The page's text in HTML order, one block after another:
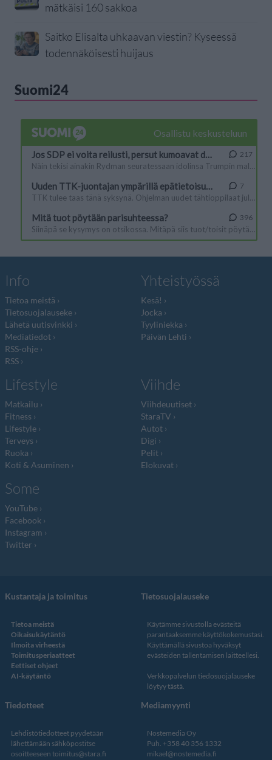
mätkäisi 160 sakkoa
Saitko Elisalta uhkaavan viestin? Kyseessä
todennäköisesti huijaus
Suomi24
Info
Tietoa meistä
Tietosuojalauseke
Lähetä uutisvinkki
Mediatiedot
RSS-ohje
RSS
Yhteistyössä
Kesä!
Jocka
Tyyliniekka
Päivän Lehti
Lifestyle
Matkailu
Fitness
Lifestyle
Terveys
Ruoka
Koti & Asuminen
Viihde
Viihdeuutiset
StaraTV
Autot
Digi
Pelit
Elokuvat
Some
YouTube
Facebook
Instagram
Twitter
Kustantaja ja toimitus
Tietoa meistä
Oikaisukäytäntö
Ilmoita virheestä
Toimitusperiaatteet
Eettiset ohjeet
AI-käytäntö
Tietosuojalauseke
Käytämme sivustolla evästeitä
parantaaksemme käyttökokemustasi.
Käyttämällä sivustoa hyväksyt
evästeiden tallentamisen laitteellesi.
Verkkopalvelun tiedosuojalauseke
löytyy tästä.
Tiedotteet
Lehdistötiedotteet pyydetään
lähettämään sähköpostitse
osoitteeseen toimitus@stara.fi
Mediamyynti
Nostemedia Oy
Puh. +358 40 356 1332
mikael@nostemedia.fi